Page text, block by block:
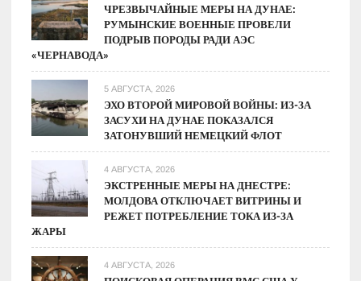
ЧРЕЗВЫЧАЙНЫЕ МЕРЫ НА ДУНАЕ:
РУМЫНСКИЕ ВОЕННЫЕ ПРОВЕЛИ
ПОДРЫВ ПОРОДЫ РАДИ АЭС
«ЧЕРНАВОДА»
5 АВГУСТА, 2026
ЭХО ВТОРОЙ МИРОВОЙ ВОЙНЫ: ИЗ-ЗА
ЗАСУХИ НА ДУНАЕ ПОКАЗАЛСЯ
ЗАТОНУВШИЙ НЕМЕЦКИЙ ФЛОТ
4 АВГУСТА, 2026
ЭКСТРЕННЫЕ МЕРЫ НА ДНЕСТРЕ:
МОЛДОВА ОТКЛЮЧАЕТ ВИТРИНЫ И
РЕЖЕТ ПОТРЕБЛЕНИЕ ТОКА ИЗ-ЗА
ЖАРЫ
4 АВГУСТА, 2026